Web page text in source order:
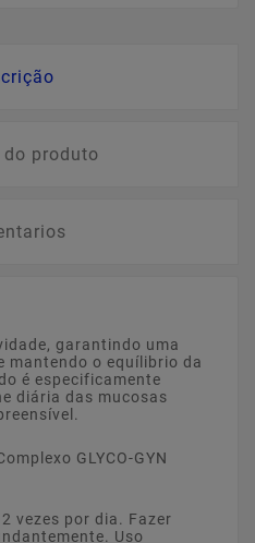
do produto
garantindo uma
mantendo o equílibrio da
é especificamente
diária das mucosas
GLYCO-GYN
vezes por dia. Fazer
Uso